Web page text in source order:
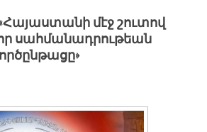
մէջ շուտով
սահմանադրութեան